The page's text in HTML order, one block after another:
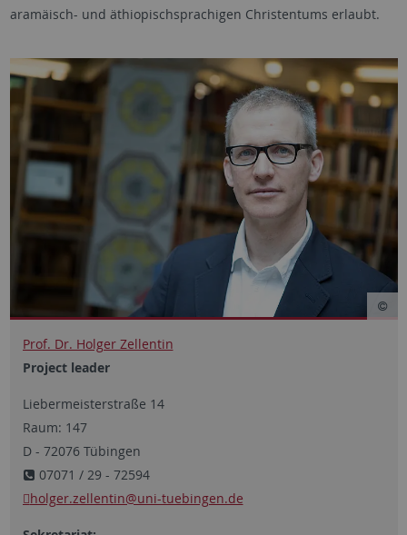
aramäisch- und äthiopischsprachigen Christentums erlaubt.
Prof. Dr. Holger Zellentin
Project leader
Liebermeisterstraße 14
Raum: 147
D - 72076 Tübingen
07071 / 29 - 72594
holger.zellentin@uni-tuebingen.de